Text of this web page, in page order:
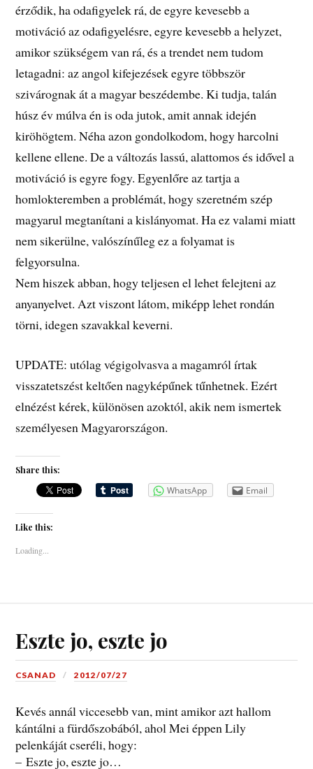
érződik, ha odafigyelek rá, de egyre kevesebb a
motiváció az odafigyelésre, egyre kevesebb a helyzet,
amikor szükségem van rá, és a trendet nem tudom
letagadni: az angol kifejezések egyre többször
szivárognak át a magyar beszédembe. Ki tudja, talán
húsz év múlva én is oda jutok, amit annak idején
kiröhögtem. Néha azon gondolkodom, hogy harcolni
kellene ellene. De a változás lassú, alattomos és idővel a
motiváció is egyre fogy. Egyenlőre az tartja a
homlokteremben a problémát, hogy szeretném szép
magyarul megtanítani a kislányomat. Ha ez valami miatt
nem sikerülne, valószínűleg ez a folyamat is
felgyorsulna.
Nem hiszek abban, hogy teljesen el lehet felejteni az
anyanyelvet. Azt viszont látom, miképp lehet rondán
törni, idegen szavakkal keverni.
UPDATE: utólag végigolvasva a magamról írtak
visszatetszést keltően nagyképűnek tűnhetnek. Ezért
elnézést kérek, különösen azoktól, akik nem ismertek
személyesen Magyarországon.
Share this:
WhatsApp Email
Like this:
Loading...
Eszte jo, eszte jo
CSANAD 2012/07/27
Kevés annál viccesebb van, mint amikor azt hallom
kántálni a fürdőszobából, ahol Mei éppen Lily
pelenkáját cseréli, hogy:
– Eszte jo, eszte jo…